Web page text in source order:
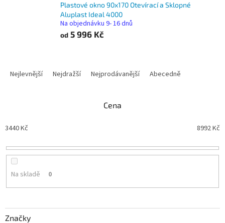
Plastové okno 90x170 Otevírací a Sklopné
Aluplast Ideal 4000
Na objednávku 9- 16 dnů
od 5 996 Kč
p
o
ů
Nejlevnější Nejdražší Nejprodávanější Abecedně
Cena
3440Kč 8992Kč
Na skladě 0
Značky